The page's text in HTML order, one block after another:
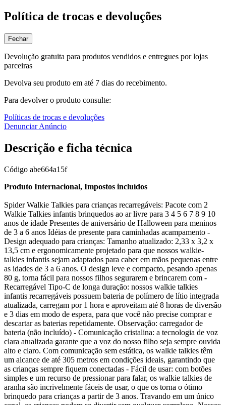
Política de trocas e devoluções
Fechar
Devolução gratuita para produtos vendidos e entregues por lojas
parceiras
Devolva seu produto em até 7 dias do recebimento.
Para devolver o produto consulte:
Políticas de trocas e devoluções
Denunciar Anúncio
Descrição e ficha técnica
Código abe664a15f
Produto Internacional, Impostos incluídos
Spider Walkie Talkies para crianças recarregáveis: Pacote com 2
Walkie Talkies infantis brinquedos ao ar livre para 3 4 5 6 7 8 9 10
anos de idade Presentes de aniversário de Halloween para meninos
de 3 a 6 anos Idéias de presente para caminhadas acampamento -
Design adequado para crianças: Tamanho atualizado: 2,33 x 3,2 x
13,5 cm e ergonomicamente projetado para que nossos walkie-
talkies infantis sejam adaptados para caber em mãos pequenas entre
as idades de 3 a 6 anos. O design leve e compacto, pesando apenas
80 g, torna fácil para nossos filhos segurarem e brincarem com -
Recarregável Tipo-C de longa duração: nossos walkie talkies
infantis recarregáveis possuem bateria de polímero de lítio integrada
atualizada, carregam por 1 hora e aproveitam até 8 horas de diversão
e 3 dias em modo de espera, para que você não precise comprar e
descartar as baterias repetidamente. Observação: carregador de
bateria (não incluído) - Comunicação cristalina: a tecnologia de voz
clara atualizada garante que a voz do nosso filho seja sempre ouvida
alto e claro. Com comunicação sem estática, os walkie talkies têm
um alcance de até 305 metros em condições ideais, garantindo que
as crianças sempre fiquem conectadas - Fácil de usar: com botões
simples e um recurso de pressionar para falar, os walkie talkies de
aranha são incrivelmente fáceis de usar, o que os torna o ótimo
brinquedo para crianças a partir de 3 anos. Travando em um único